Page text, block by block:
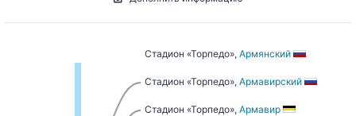
Стадион «Торпедо», Армянский
Стадион «Торпедо», Армавирский
Стадион «Торпедо», Армавир